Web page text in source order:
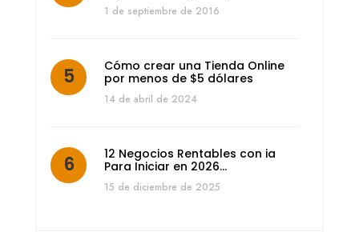
1 de septiembre de 2016
Cómo crear una Tienda Online
por menos de $5 dólares
14 de abril de 2024
12 Negocios Rentables con ia
Para Iniciar en 2026…
15 de diciembre de 2025